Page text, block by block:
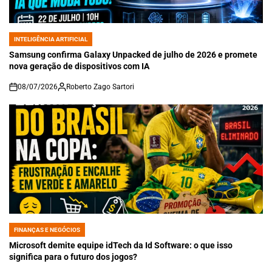
POSTED
IN
INTELIGÊNCIA ARTIFICIAL
Samsung confirma Galaxy Unpacked de julho de 2026 e promete
nova geração de dispositivos com IA
on
08/07/2026 Roberto Zago Sartori
POSTED
IN
FINANÇAS E NEGÓCIOS
Microsoft demite equipe idTech da Id Software: o que isso
significa para o futuro dos jogos?